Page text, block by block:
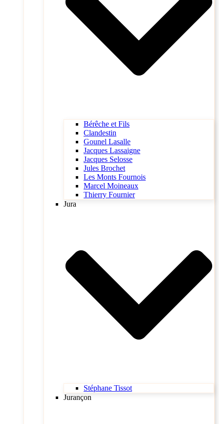
Bérêche et Fils
Clandestin
Gounel Lasalle
Jacques Lassaigne
Jacques Selosse
Jules Brochet
Les Monts Fournois
Marcel Moineaux
Thierry Fournier
Jura
Stéphane Tissot
Jurançon